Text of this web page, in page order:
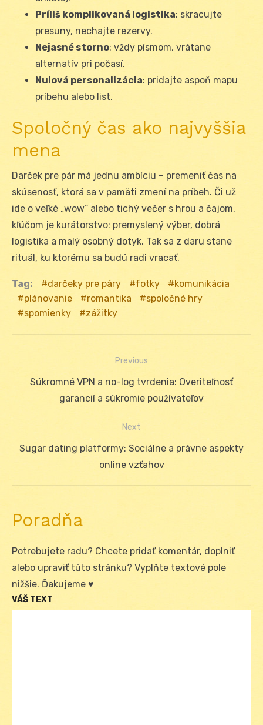
Príliš komplikovaná logistika: skracujte
presuny, nechajte rezervy.
Nejasné storno: vždy písmom, vrátane
alternatív pri počasí.
Nulová personalizácia: pridajte aspoň mapu
príbehu alebo list.
Spoločný čas ako najvyššia
mena
Darček pre pár má jednu ambíciu – premeniť čas na
skúsenosť, ktorá sa v pamäti zmení na príbeh. Či už
ide o veľké „wow“ alebo tichý večer s hrou a čajom,
kľúčom je kurátorstvo: premyslený výber, dobrá
logistika a malý osobný dotyk. Tak sa z daru stane
rituál, ku ktorému sa budú radi vracať.
Tag: darčeky pre páry fotky
komunikácia
plánovanie
romantika
spoločné hry
spomienky
zážitky
Navigácia
Previous
Previous
Súkromné VPN a no-log tvrdenia: Overiteľnosť
garancií a súkromie používateľov
Next
Next
Sugar dating platformy: Sociálne a právne aspekty
online vzťahov
Poradňa
Potrebujete radu? Chcete pridať komentár, doplniť
alebo upraviť túto stránku? Vyplňte textové pole
nižšie. Ďakujeme ♥
VÁŠ TEXT